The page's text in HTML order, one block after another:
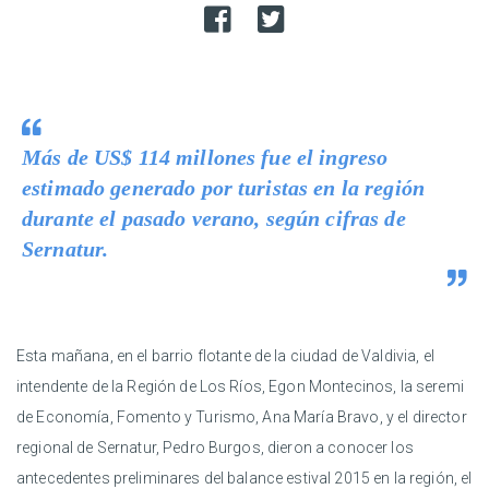
Más de US$ 114 millones fue el ingreso
estimado generado por turistas en la región
durante el pasado verano, según cifras de
Sernatur.
Esta mañana, en el barrio flotante de la ciudad de Valdivia, el
intendente de la Región de Los Ríos, Egon Montecinos, la seremi
de Economía, Fomento y Turismo, Ana María Bravo, y el director
regional de Sernatur, Pedro Burgos, dieron a conocer los
antecedentes preliminares del balance estival 2015 en la región, el